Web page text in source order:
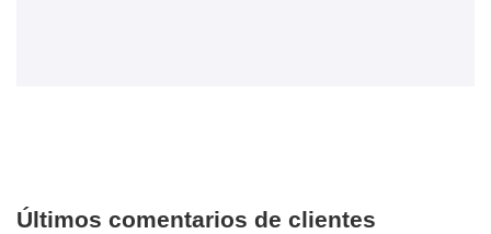
Últimos comentarios de clientes